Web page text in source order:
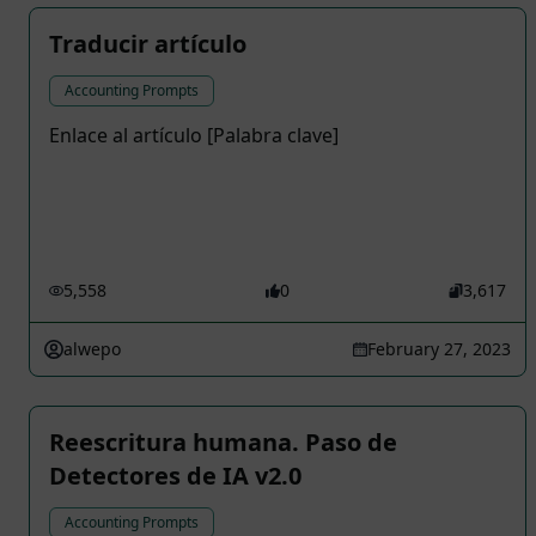
Traducir artículo
Accounting Prompts
Enlace al artículo [Palabra clave]
5,558 0 3,617
alwepo February 27, 2023
Reescritura humana. Paso de
Detectores de IA v2.0
Accounting Prompts